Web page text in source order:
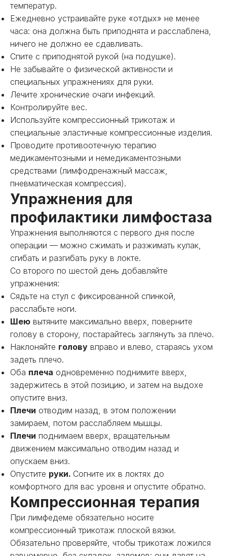
температур.
Ежедневно устраивайте руке «отдых» не менее
часа: она должна быть приподнята и расслаблена,
ничего не должно ее сдавливать.
Спите с приподнятой рукой (на подушке).
Не забывайте о физической активности и
специальных упражнениях для руки.
Лечите хронические очаги инфекций.
Контролируйте вес.
Используйте компрессионный трикотаж и
специальные эластичные компрессионные изделия.
Проводите противоотечную терапию
медикаментозными и немедикаментозными
средствами (лимфодренажный массаж,
пневматическая компрессия).
Упражнения для
профилактики лимфостаза
Упражнения выполняются с первого дня после
операции — можно сжимать и разжимать кулак,
сгибать и разгибать руку в локте.
Со второго по шестой день добавляйте
упражнения:
Сядьте на стул с фиксированной спинкой,
расслабьте ноги.
Шею вытяните максимально вверх, поверните
голову в сторону, постарайтесь заглянуть за плечо.
Наклоняйте голову вправо и влево, стараясь ухом
задеть плечо.
Оба плеча одновременно поднимите вверх,
задержитесь в этой позицию, и затем на выдохе
опустите вниз.
Плечи отводим назад, в этом положении
замираем, потом расслабляем мышцы.
Плечи поднимаем вверх, вращательным
движением максимально отводим назад и
опускаем вниз.
Опустите руки. Согните их в локтях до
комфортного для вас уровня и опустите обратно.
Компрессионная терапия
При лимфедеме обязательно носите
компрессионный трикотаж плоской вязки.
Обязательно проверяйте, чтобы трикотаж ложился